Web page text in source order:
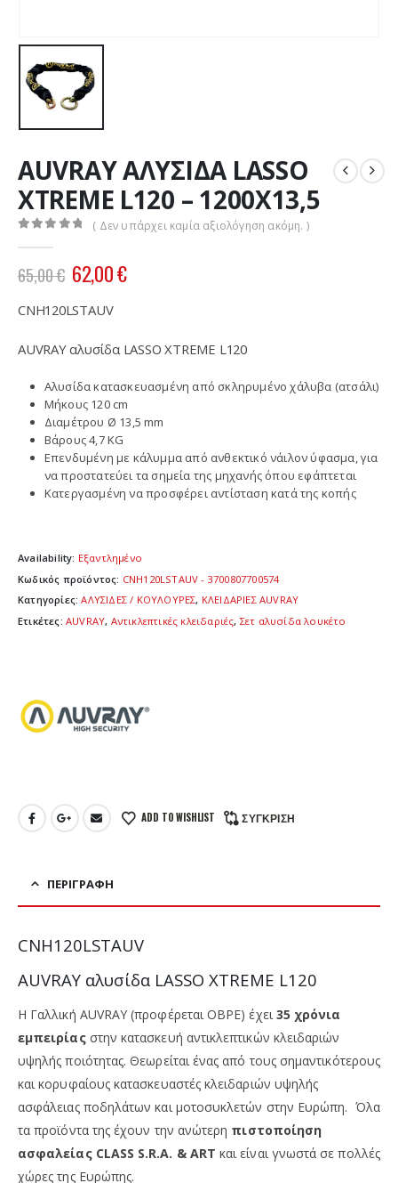
AUVRAY ΑΛΥΣΙΔΑ LASSO
XTREME L120 – 1200X13,5
( Δεν υπάρχει καμία αξιολόγηση ακόμη. )
65,00€ Original
price
was:
62,00€Η
τρέχουσα
62,00 €.
CNH120LSTAUV
AUVRAY αλυσίδα LASSO XTREME L120
Αλυσίδα κατασκευασμένη από σκληρυμένο χάλυβα (ατσάλι)
Μήκους 120 cm
Διαμέτρου Ø 13,5 mm
Βάρους 4,7 KG
Επενδυμένη με κάλυμμα από ανθεκτικό νάιλον ύφασμα, για
να προστατεύει τα σημεία της μηχανής όπου εφάπτεται
Κατεργασμένη να προσφέρει αντίσταση κατά της κοπής
Availability: Εξαντλημένο
Κωδικός προϊόντος: CNH120LSTAUV - 3700807700574
Κατηγορίες:ΑΛΥΣΙΔΕΣ / ΚΟΥΛΟΥΡΕΣ, ΚΛΕΙΔΑΡΙΕΣ AUVRAY
Ετικέτες: AUVRAY, Αντικλεπτικές κλειδαριές, Σετ αλυσίδα λουκέτο
ADD TO WISHLIST ΣΎΓΚΡΙΣΗ
ΠΕΡΙΓΡΑΦΉ
CNH120LSTAUV
AUVRAY αλυσίδα LASSO XTREME L120
Η Γαλλική AUVRAY (προφέρεται ΟΒΡΕ) έχει 35 χρόνια
εμπειρίαςστην κατασκευή αντικλεπτικών κλειδαριών
υψηλής ποιότητας. Θεωρείται ένας από τους σημαντικότερους
και κορυφαίους κατασκευαστές κλειδαριών υψηλής
ασφάλειας ποδηλάτων και μοτοσυκλετών στην Ευρώπη. Όλα
τα προϊόντα της έχουν την ανώτερη πιστοποίηση
ασφαλείας CLASS S.R.A. & ART και είναι γνωστά σε πολλές
χώρες της Ευρώπης.